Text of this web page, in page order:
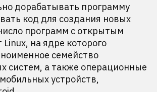
дорабатывать программу
код для создания новых
программ с открытым
на ядре которого
семейство
систем, а также операционные
устройств,